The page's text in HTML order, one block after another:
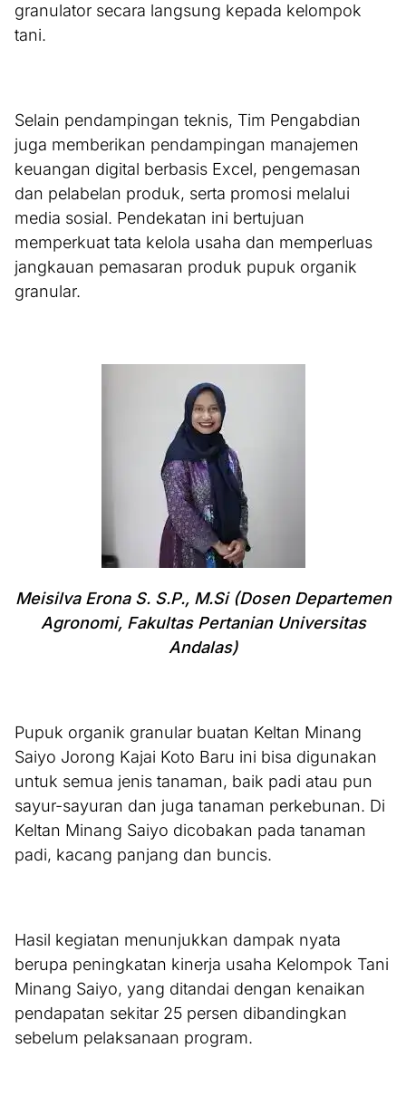
granulator secara langsung kepada kelompok
tani.
Selain pendampingan teknis, Tim Pengabdian
juga memberikan pendampingan manajemen
keuangan digital berbasis Excel, pengemasan
dan pelabelan produk, serta promosi melalui
media sosial. Pendekatan ini bertujuan
memperkuat tata kelola usaha dan memperluas
jangkauan pemasaran produk pupuk organik
granular.
Meisilva Erona S. S.P., M.Si (Dosen Departemen
Agronomi, Fakultas Pertanian Universitas
Andalas)
Pupuk organik granular buatan Keltan Minang
Saiyo Jorong Kajai Koto Baru ini bisa digunakan
untuk semua jenis tanaman, baik padi atau pun
sayur-sayuran dan juga tanaman perkebunan. Di
Keltan Minang Saiyo dicobakan pada tanaman
padi, kacang panjang dan buncis.
Hasil kegiatan menunjukkan dampak nyata
berupa peningkatan kinerja usaha Kelompok Tani
Minang Saiyo, yang ditandai dengan kenaikan
pendapatan sekitar 25 persen dibandingkan
sebelum pelaksanaan program.